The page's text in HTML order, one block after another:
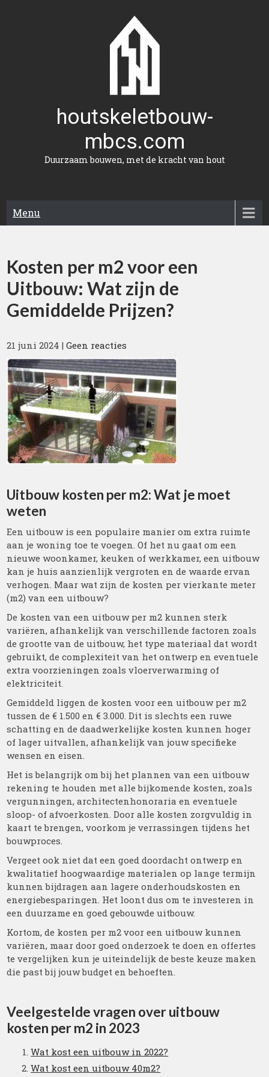
houtskeletbouw-
mbcs.com
Duurzaam bouwen, met de kracht van hout
Menu
Kosten per m2 voor een
Uitbouw: Wat zijn de
Gemiddelde Prijzen?
21 juni 2024 |Geen reacties
Uitbouw kosten per m2: Wat je moet
weten
Een uitbouw is een populaire manier om extra ruimte
aan je woning toe te voegen. Of het nu gaat om een
nieuwe woonkamer, keuken of werkkamer, een uitbouw
kan je huis aanzienlijk vergroten en de waarde ervan
verhogen. Maar wat zijn de kosten per vierkante meter
(m2) van een uitbouw?
De kosten van een uitbouw per m2 kunnen sterk
variëren, afhankelijk van verschillende factoren zoals
de grootte van de uitbouw, het type materiaal dat wordt
gebruikt, de complexiteit van het ontwerp en eventuele
extra voorzieningen zoals vloerverwarming of
elektriciteit.
Gemiddeld liggen de kosten voor een uitbouw per m2
tussen de € 1.500 en € 3.000. Dit is slechts een ruwe
schatting en de daadwerkelijke kosten kunnen hoger
of lager uitvallen, afhankelijk van jouw specifieke
wensen en eisen.
Het is belangrijk om bij het plannen van een uitbouw
rekening te houden met alle bijkomende kosten, zoals
vergunningen, architectenhonoraria en eventuele
sloop- of afvoerkosten. Door alle kosten zorgvuldig in
kaart te brengen, voorkom je verrassingen tijdens het
bouwproces.
Vergeet ook niet dat een goed doordacht ontwerp en
kwalitatief hoogwaardige materialen op lange termijn
kunnen bijdragen aan lagere onderhoudskosten en
energiebesparingen. Het loont dus om te investeren in
een duurzame en goed gebouwde uitbouw.
Kortom, de kosten per m2 voor een uitbouw kunnen
variëren, maar door goed onderzoek te doen en offertes
te vergelijken kun je uiteindelijk de beste keuze maken
die past bij jouw budget en behoeften.
Veelgestelde vragen over uitbouw
kosten per m2 in 2023
Wat kost een uitbouw in 2022?
Wat kost een uitbouw 40m2?